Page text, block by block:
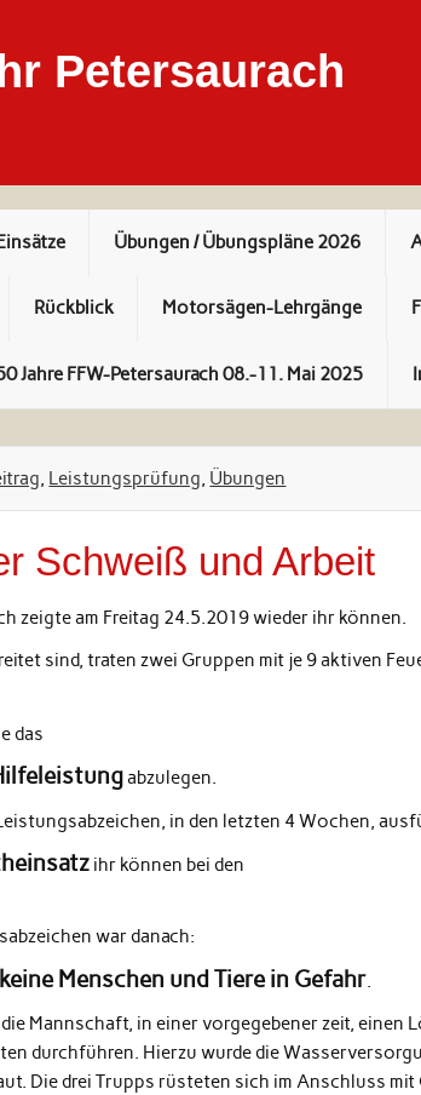
Petersaurach
Übungen / Übungspläne 2026
Rückblick Motorsägen-Lehrgänge
Jahre FFW-Petersaurach 08.-11. Mai 2025
, Leistungsprüfung, Übungen
Schweiß und Arbeit
zeigte am Freitag 24.5.2019 wieder ihr können.
sind, traten zwei Gruppen mit je 9 aktiven
das
abzulegen.
in den letzten 4 Wochen,
ihr können bei den
war danach:
Menschen und Tiere in Gefahr.
Mannschaft, in einer vorgegebener zeit, einen
durchführen. Hierzu wurde die
Die drei Trupps rüsteten sich im Anschluss mit